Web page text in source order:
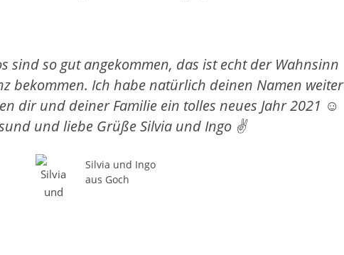
sind so gut angekommen, das ist echt der Wahnsinn
bekommen. Ich habe natürlich deinen Namen weiter
dir und deiner Familie ein tolles neues Jahr 2021 ☺️
und liebe Grüße Silvia und Ingo ✌️
Silvia und Ingo
aus Goch